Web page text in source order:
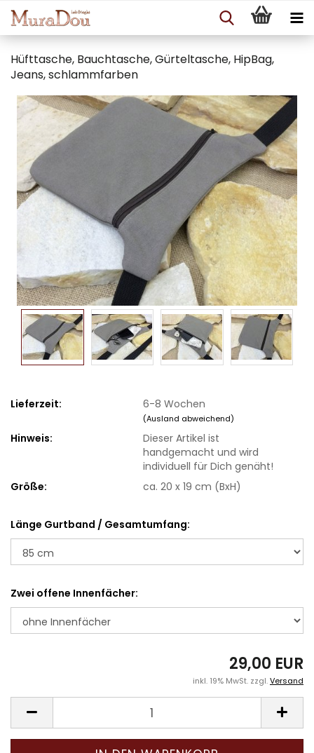
Hüfttasche, Bauchtasche, Gürteltasche, HipBag,
Jeans, schlammfarben
Lieferzeit: 6-8 Wochen
(Ausland abweichend)
Hinweis:
Dieser Artikel ist
handgemacht und wird
individuell für Dich genäht!
Größe:
ca. 20 x 19 cm (BxH)
Länge Gurtband / Gesamtumfang:
Zwei offene Innenfächer:
29,00 EUR
inkl. 19% MwSt. zzgl.Versand